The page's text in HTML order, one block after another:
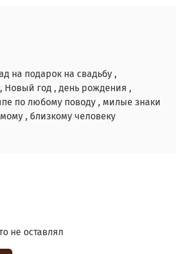
на подарок на свадьбу ,
Новый год , день рождения ,
по любому поводу , милые знаки
, близкому человеку
не оставлял